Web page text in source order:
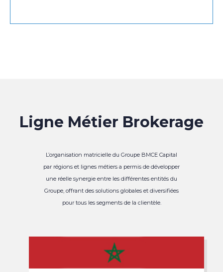
Ligne Métier Brokerage
L’organisation matricielle du Groupe BMCE Capital
par régions et lignes métiers a permis de développer
une réelle synergie entre les différentes entités du
Groupe, offrant des solutions globales et diversifiées
pour tous les segments de la clientèle.